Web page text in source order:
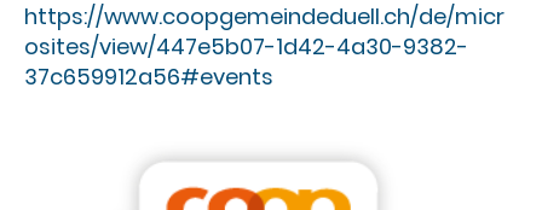
https://www.coopgemeindeduell.ch/de/micr
osites/view/447e5b07-1d42-4a30-9382-
37c659912a56#events